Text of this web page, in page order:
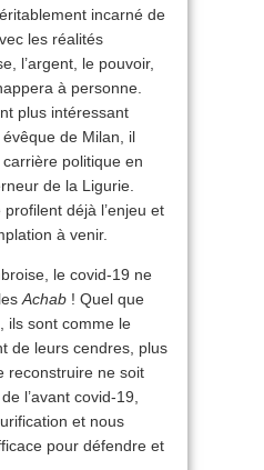
incarné de
les réalités
l’argent, le pouvoir,
à personne.
plus intéressant
de Milan, il
politique en
de la Ligurie.
déjà l’enjeu et
à venir.
le covid-19 ne
Achab ! Quel que
ils sont comme le
de leurs cendres, plus
reconstruire ne soit
l’avant covid-19,
et nous
pour défendre et